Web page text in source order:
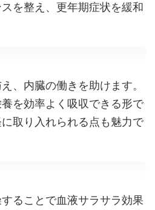
を整え、更年期症状を緩和
、内臓の働きを助けます。
を効率よく吸収できる形で
取り入れられる点も魅力で
ることで血液サラサラ効果